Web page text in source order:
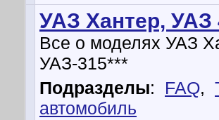
УАЗ Хантер, УАЗ
Все о моделях УАЗ
УАЗ-315***
Подразделы: FAQ,
автомобиль